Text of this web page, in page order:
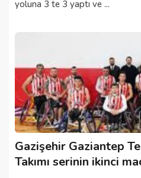
yoluna 3 te 3 yaptı ve ...
Gazişehir Gaziantep
Takımı serinin ikinci